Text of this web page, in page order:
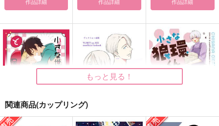
もっと見る！
関連商品(カップリング)